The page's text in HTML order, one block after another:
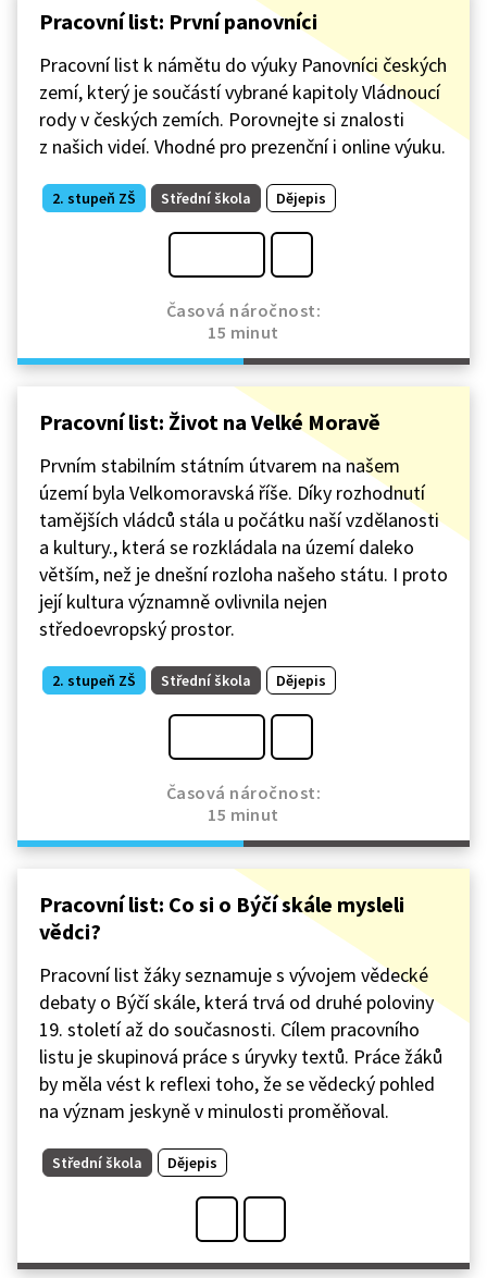
Pracovní list: První panovníci
Pracovní list k námětu do výuky Panovníci českých
zemí, který je součástí vybrané kapitoly Vládnoucí
rody v českých zemích. Porovnejte si znalosti
z našich videí. Vhodné pro prezenční i online výuku.
2. stupeň ZŠ Střední škola Dějepis
Časová náročnost:
15 minut
Pracovní list: Život na Velké Moravě
Prvním stabilním státním útvarem na našem
území byla Velkomoravská říše. Díky rozhodnutí
tamějších vládců stála u počátku naší vzdělanosti
a kultury., která se rozkládala na území daleko
větším, než je dnešní rozloha našeho státu. I proto
její kultura významně ovlivnila nejen
středoevropský prostor.
2. stupeň ZŠ Střední škola Dějepis
Časová náročnost:
15 minut
Pracovní list: Co si o Býčí skále mysleli
vědci?
Pracovní list žáky seznamuje s vývojem vědecké
debaty o Býčí skále, která trvá od druhé poloviny
19. století až do současnosti. Cílem pracovního
listu je skupinová práce s úryvky textů. Práce žáků
by měla vést k reflexi toho, že se vědecký pohled
na význam jeskyně v minulosti proměňoval.
Střední škola Dějepis